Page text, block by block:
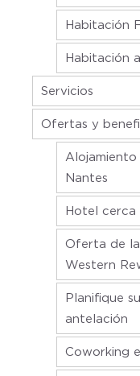
Habitación
Habitación
Servicios
Ofertas y
Nantes
Hotel cerca
Oferta de
Western
Planifique
antelación
Coworking